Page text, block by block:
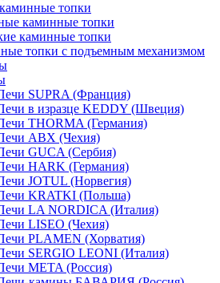
топки
каминные топки
каминные топки
топки с подъемным механизмом
SUPRA (Франция)
в изразце KEDDY (Швеция)
THORMA (Германия)
ABX (Чехия)
GUCA (Сербия)
HARK (Германия)
JOTUL (Норвегия)
KRATKI (Польша)
LA NORDICA (Италия)
LISEO (Чехия)
PLAMEN (Хорватия)
SERGIO LEONI (Италия)
META (Россия)